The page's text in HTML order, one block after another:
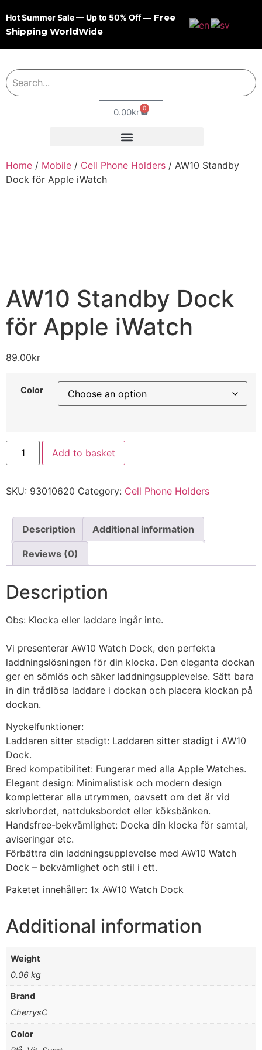
Hot Summer Sale — Up to 50% Off— Free
Shipping WorldWide
0.00kr 0
Home / Mobile / Cell Phone Holders / AW10 Standby
Dock för Apple iWatch
AW10 Standby Dock
för Apple iWatch
89.00kr
Color
Add to basket
SKU: 93010620 Category: Cell Phone Holders
Description Additional information
Reviews (0)
Description
Obs: Klocka eller laddare ingår inte.
Vi presenterar AW10 Watch Dock, den perfekta
laddningslösningen för din klocka. Den eleganta dockan
ger en sömlös och säker laddningsupplevelse. Sätt bara
in din trådlösa laddare i dockan och placera klockan på
dockan.
Nyckelfunktioner:
Laddaren sitter stadigt: Laddaren sitter stadigt i AW10
Dock.
Bred kompatibilitet: Fungerar med alla Apple Watches.
Elegant design: Minimalistisk och modern design
kompletterar alla utrymmen, oavsett om det är vid
skrivbordet, nattduksbordet eller köksbänken.
Handsfree-bekvämlighet: Docka din klocka för samtal,
aviseringar etc.
Förbättra din laddningsupplevelse med AW10 Watch
Dock – bekvämlighet och stil i ett.
Paketet innehåller: 1x AW10 Watch Dock
Additional information
Weight
0.06 kg
Brand
CherrysC
Color